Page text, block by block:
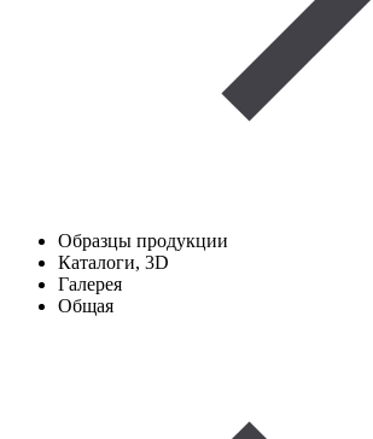
Образцы продукции
Каталоги, 3D
Галерея
Общая